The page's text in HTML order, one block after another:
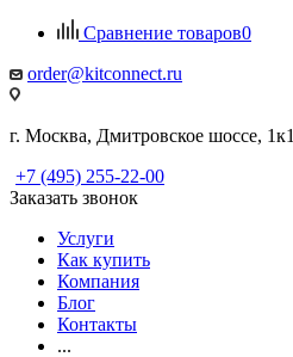
Сравнение товаров0
order@kitconnect.ru
г. Москва, Дмитровское шоссе, 1к1
+7 (495) 255-22-00
Заказать звонок
Услуги
Как купить
Компания
Блог
Контакты
...